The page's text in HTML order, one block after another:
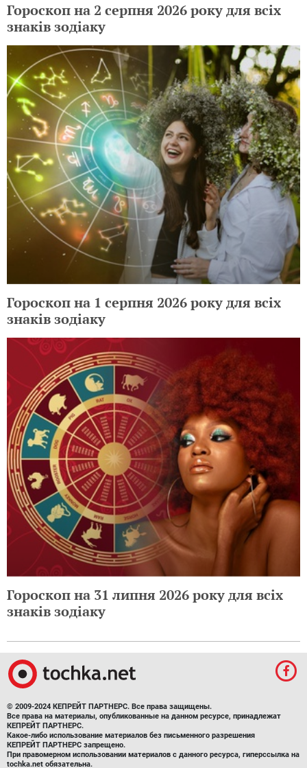
Гороскоп на 2 серпня 2026 року для всіх
знаків зодіаку
Гороскоп на 1 серпня 2026 року для всіх
знаків зодіаку
Гороскоп на 31 липня 2026 року для всіх
знаків зодіаку
© 2009-2024 КЕПРЕЙТ ПАРТНЕРС. Все права защищены.
Все права на материалы, опубликованные на данном ресурсе, принадлежат
КЕПРЕЙТ ПАРТНЕРС.
Какое-либо использование материалов без письменного разрешения
КЕПРЕЙТ ПАРТНЕРС запрещено.
При правомерном использовании материалов с данного ресурса, гиперссылка на
tochka.net обязательна.